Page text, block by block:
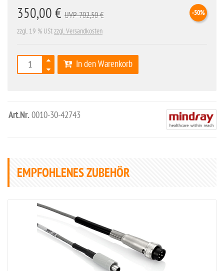
350,00 € -50%
UVP 702,50 €
zzgl. 19 % UStzzgl. Versandkosten
In den Warenkorb
Art.Nr. 0010-30-42743
EMPFOHLENES ZUBEHÖR